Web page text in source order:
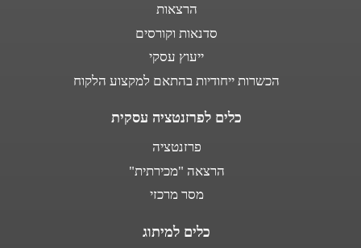
הרצאות
סדנאות וקורסים
ייעוץ עסקי
הכשרות ייחודיות בהתאם למקצוע הלקוח
כלים לפרזנטציה עסקית
פרזנטציה
הרצאה "מכירתית"
מסר מרכזי
כלים למיתוג